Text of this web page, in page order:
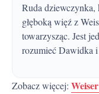
Ruda dziewczynka, która wydaje się mieć wyjątkową i
głęboką więź z
towarzysząc. Jest
rozumieć Dawidka
Zobacz więcej: